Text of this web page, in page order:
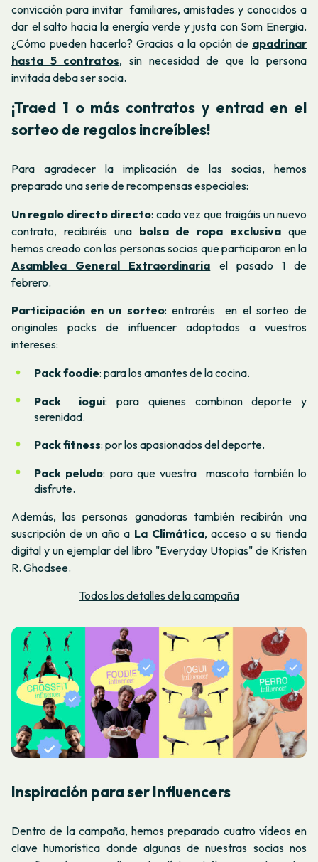
convicción para invitar familiares, amistades y conocidos a
dar el salto hacia la energía verde y justa con Som Energia.
¿Cómo pueden hacerlo? Gracias a la opción de apadrinar
hasta 5 contratos, sin necesidad de que la persona
invitada deba ser socia.
¡Traed 1 o más contratos y entrad en el
sorteo de regalos increíbles!
Para agradecer la implicación de las socias, hemos
preparado una serie de recompensas especiales:
Un regalo directo directo: cada vez que traigáis un nuevo
contrato, recibiréis una bolsa de ropa exclusiva que
hemos creado con las personas socias que participaron en la
Asamblea General Extraordinaria el pasado 1 de
febrero.
Participación en un sorteo: entraréis en el sorteo de
originales packs de influencer adaptados a vuestros
intereses:
Pack foodie: para los amantes de la cocina.
Pack iogui: para quienes combinan deporte y
serenidad.
Pack fitness: por los apasionados del deporte.
Pack peludo: para que vuestra mascota también lo
disfrute.
Además, las personas ganadoras también recibirán una
suscripción de un año a La Climática, acceso a su tienda
digital y un ejemplar del libro "Everyday Utopias" de Kristen
R. Ghodsee.
Todos los detalles de la campaña
Inspiración para ser Influencers
Dentro de la campaña, hemos preparado cuatro vídeos en
clave humorística donde algunas de nuestras socias nos